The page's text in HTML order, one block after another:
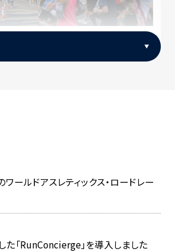
ット
ールドアスレティックス・ロードレー
「RunConcierge」を導入しました